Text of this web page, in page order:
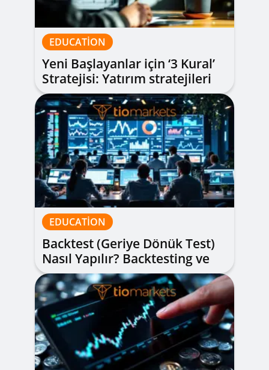
EDUCATION
Yeni Başlayanlar için ‘3 Kural’
Stratejisi: Yatırım stratejileri
(zaman dilimi, tek indikatör,
tek parite)
EDUCATION
Backtest (Geriye Dönük Test)
Nasıl Yapılır? Backtesting ve
Ücretsiz Araçlarla Geçmiş Test
Adımları